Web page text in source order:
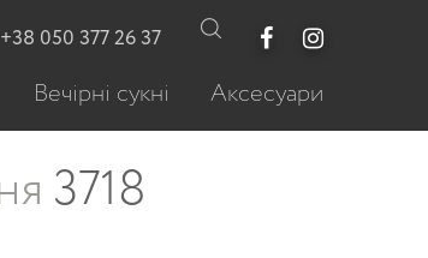
3718
+38 050 377 26 37
Вечірні сукні Аксесуари